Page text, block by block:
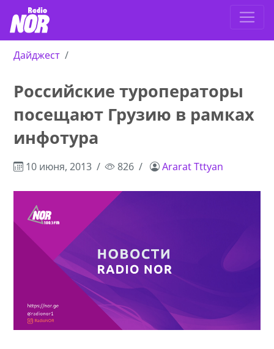
Дайджест
Российские туроператоры
посещают Грузию в рамках
инфотура
10 июня, 2013 826 Ararat Tttyan